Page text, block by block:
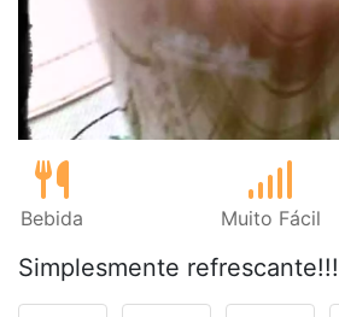
Bebida Muito Fácil
Simplesmente refrescante!!!